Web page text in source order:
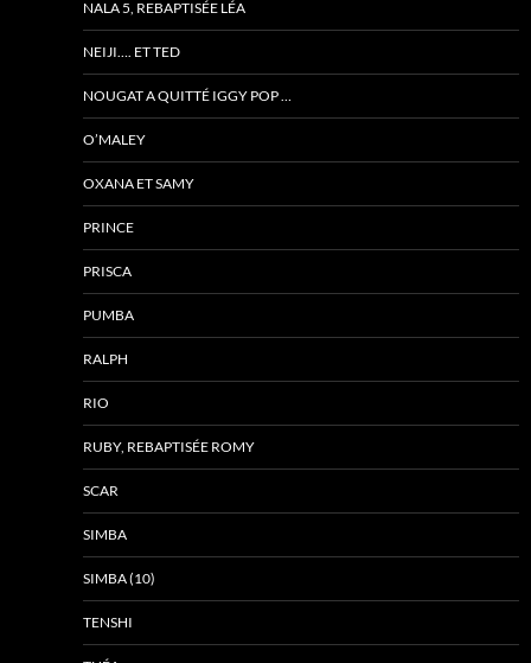
NALA 5, REBAPTISÉE LÉA
NEIJI…. ET TED
NOUGAT A QUITTÉ IGGY POP …
O’MALEY
OXANA ET SAMY
PRINCE
PRISCA
PUMBA
RALPH
RIO
RUBY, REBAPTISÉE ROMY
SCAR
SIMBA
SIMBA (10)
TENSHI